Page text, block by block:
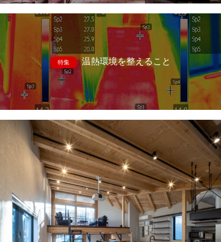
特集 温熱環境を整えること